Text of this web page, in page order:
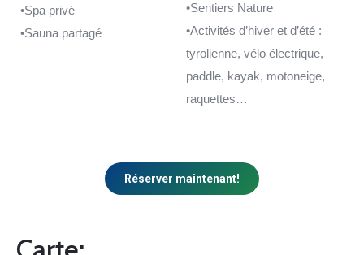
•Spa privé
•Sauna partagé
•Sentiers Nature
•Activités d’hiver et d’été :
tyrolienne, vélo électrique,
paddle, kayak, motoneige,
raquettes…
Réserver maintenant!